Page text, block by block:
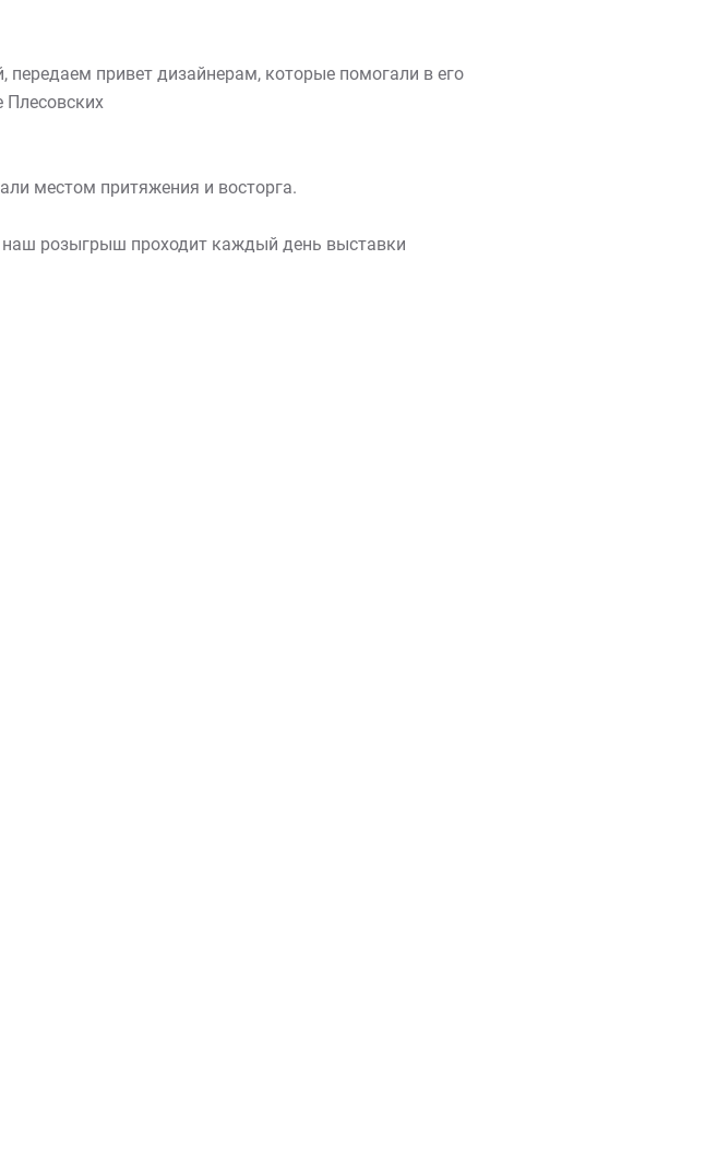
привет дизайнерам, которые помогали в его
Плесовских
местом притяжения и восторга.
розыгрыш проходит каждый день выставки